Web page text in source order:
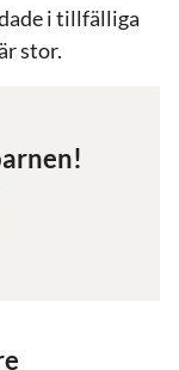
i tillfälliga
stor.